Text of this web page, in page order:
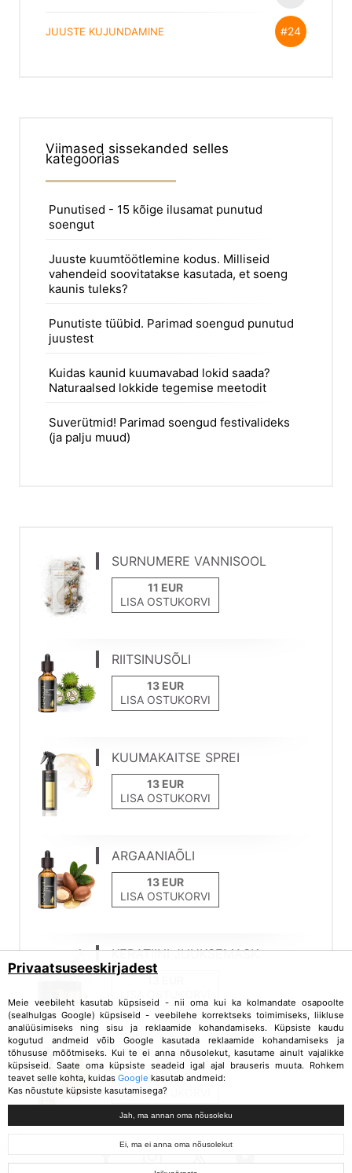
JUUSTE KUJUNDAMINE #24
Viimased sissekanded selles
kategoorias
Punutised - 15 kõige ilusamat punutud
soengut
Juuste kuumtöötlemine kodus. Milliseid
vahendeid soovitatakse kasutada, et soeng
kaunis tuleks?
Punutiste tüübid. Parimad soengud punutud
juustest
Kuidas kaunid kuumavabad lokid saada?
Naturaalsed lokkide tegemise meetodit
Suverütmid! Parimad soengud festivalideks
(ja palju muud)
SURNUMERE VANNISOOL
LISA OSTUKORVI
RIITSINUSÕLI
LISA OSTUKORVI
KUUMAKAITSE SPREI
LISA OSTUKORVI
ARGAANIAÕLI
LISA OSTUKORVI
KERATIINI JUUKSEMASK
MANDLIÕLI
LISA OSTUKORVI
Privaatsuseeskirjadest
Meie veebileht kasutab küpsiseid - nii oma kui ka kolmandate osapoolte
(sealhulgas Google) küpsiseid - veebilehe korrektseks toimimiseks, liikluse
analüüsimiseks ning sisu ja reklaamide kohandamiseks. Küpsiste kaudu
kogutud andmeid võib Google kasutada reklaamide kohandamiseks ja
tõhususe mõõtmiseks. Kui te ei anna nõusolekut, kasutame ainult vajalikke
küpsiseid. Saate oma küpsiste seadeid igal ajal brauseris muuta. Rohkem
teavet selle kohta, kuidas Google kasutab andmeid:
Kas nõustute küpsiste kasutamisega?
Jah, ma annan oma nõusoleku
Ei, ma ei anna oma nõusolekut